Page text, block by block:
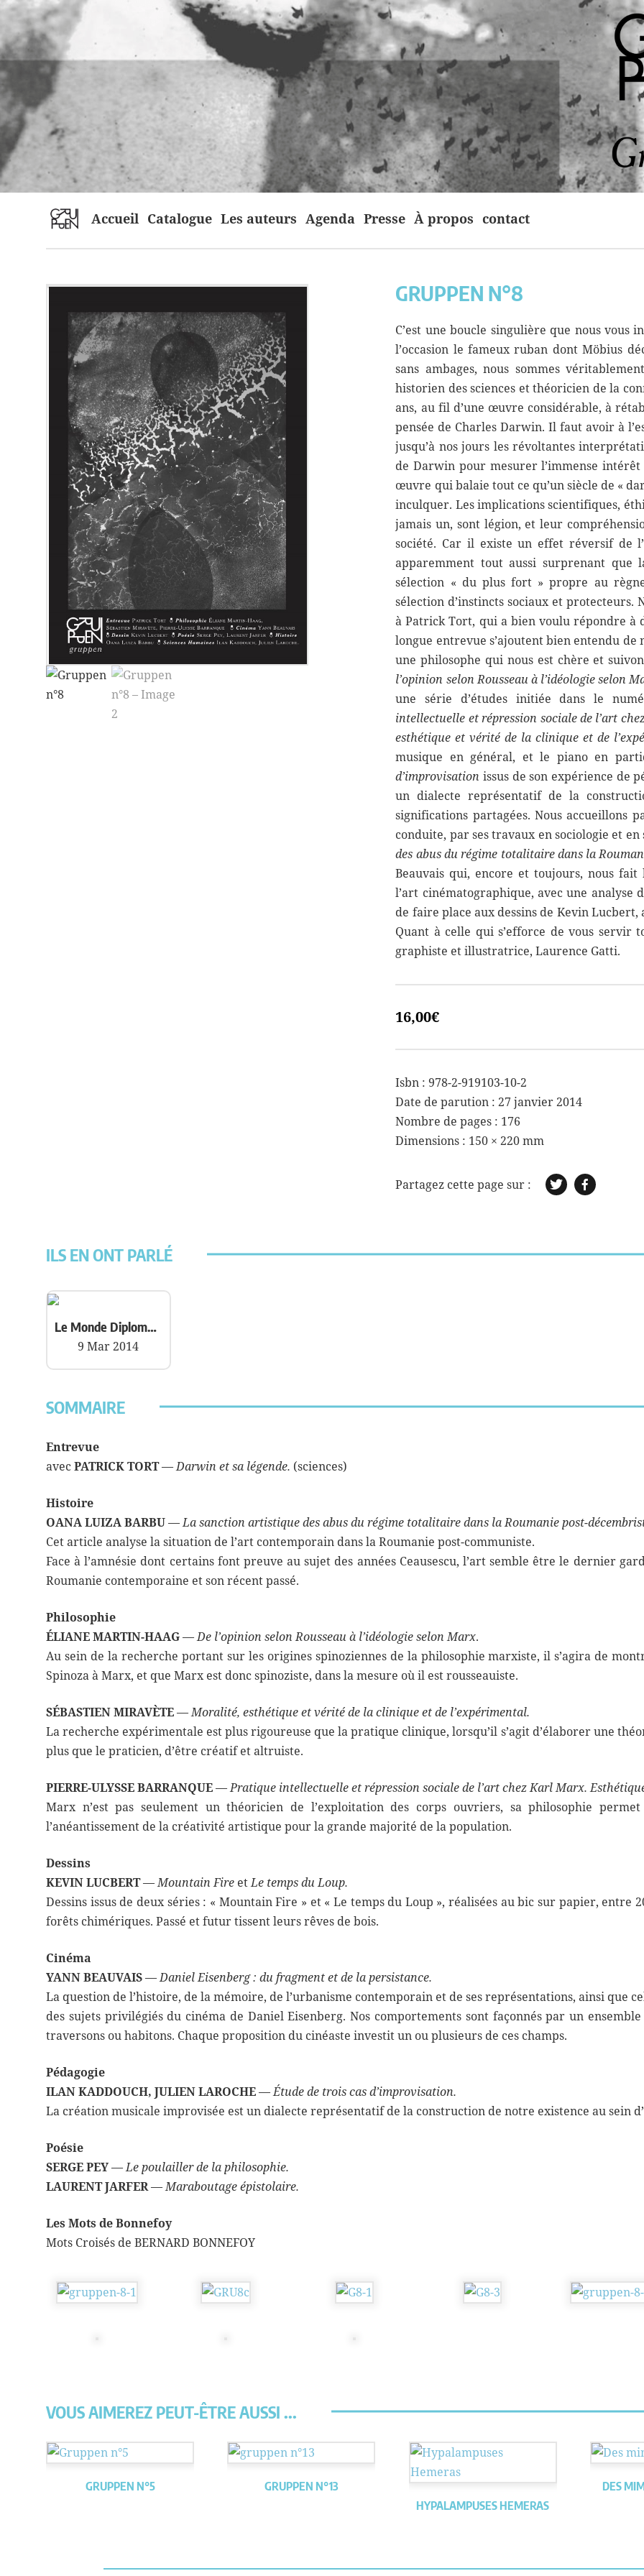
home Accueil Catalogue Les auteurs Agenda Presse À propos contact
GRUPPEN N°8
C’est une boucle singulière que nous
l’occasion le fameux ruban dont Möbius
sans ambages, nous sommes
historien des sciences et théoricien de la
ans, au fil d’une œuvre considérable, à
pensée de Charles Darwin. Il faut avoir à
jusqu’à nos jours les révoltantes
de Darwin pour mesurer l’immense
œuvre qui balaie tout ce qu’un siècle de «
inculquer. Les implications scientifiques,
jamais un, sont légion, et leur
société. Car il existe un effet réversif de
apparemment tout aussi surprenant
sélection « du plus fort » propre au
sélection d’instincts sociaux et protecteurs.
à Patrick Tort, qui a bien voulu répondre à
longue entrevue s’ajoutent bien entendu
une philosophe qui nous est chère et
l’opinion selon Rousseau à l’idéologie selon
une série d’études initiée dans le
intellectuelle et répression sociale de l’art
esthétique et vérité de la clinique et de
musique en général, et le piano en
d’improvisation issus de son expérience de
un dialecte représentatif de la
significations partagées. Nous accueillons
conduite, par ses travaux en sociologie et
des abus du régime totalitaire dans la
Beauvais qui, encore et toujours, nous
l’art cinématographique, avec une analyse
de faire place aux dessins de Kevin Lucbert,
Quant à celle qui s’efforce de vous servir
graphiste et illustratrice, Laurence Gatti.
16,00€
Isbn : 978-2-919103-10-2
Date de parution : 27 janvier 2014
Nombre de pages : 176
Dimensions : 150 × 220 mm
ILS EN ONT PARLÉ
Le Monde Diplomatique
9 Mar 2014
SOMMAIRE
Entrevue
avecPATRICK TORT—Darwin et sa légende. (sciences)
Histoire
OANA LUIZA BARBU—La sanction artistique des abus du régime totalitaire dans la Roumanie post-
Cet article analyse la situation de l’art contemporain dans la Roumanie post-communiste.
Face à l’amnésie dont certains font preuve au sujet des années Ceausescu, l’art semble être le dernier
Roumanie contemporaine et son récent passé.
Philosophie
ÉLIANE MARTIN-HAAG—De l’opinion selon Rousseau à l’idéologie selon Marx.
Au sein de la recherche portant sur les origines spinoziennes de la philosophie marxiste, il s’agira de
Spinoza à Marx, et que Marx est donc spinoziste, dans la mesure où il est rousseauiste.
SÉBASTIEN MIRAVÈTE—Moralité, esthétique et vérité de la clinique et de l’expérimental.
La recherche expérimentale est plus rigoureuse que la pratique clinique, lorsqu’il s’agit d’élaborer une
plus que le praticien, d’être créatif et altruiste.
PIERRE-ULYSSE BARRANQUE—Pratique intellectuelle et répression sociale de l’art chez Karl Marx.
Marx n’est pas seulement un théoricien de l’exploitation des corps ouvriers, sa philosophie
l’anéantissement de la créativité artistique pour la grande majorité de la population.
Dessins
KEVIN LUCBERT—Mountain Fire etLe temps du Loup.
Dessins issus de deux séries : « Mountain Fire » et « Le temps du Loup », réalisées au bic sur papier, entre
forêts chimériques. Passé et futur tissent leurs rêves de bois.
Cinéma
YANN BEAUVAIS—Daniel Eisenberg : du fragment et de la persistance.
La question de l’histoire, de la mémoire, de l’urbanisme contemporain et de ses représentations, ainsi que
des sujets privilégiés du cinéma de Daniel Eisenberg. Nos comportements sont façonnés par un
traversons ou habitons. Chaque proposition du cinéaste investit un ou plusieurs de ces champs.
Pédagogie
ILAN KADDOUCH, JULIEN LAROCHE—Étude de trois cas d’improvisation.
La création musicale improvisée est un dialecte représentatif de la construction de notre existence au sein
Poésie
SERGE PEY—Le poulailler de la philosophie.
LAURENT JARFER—Maraboutage épistolaire.
Les Mots de Bonnefoy
Mots Croisés de BERNARD BONNEFOY
VOUS AIMEREZ PEUT-ÊTRE AUSSI ...
GRUPPEN N°5
GRUPPEN N°13
HYPALAMPUSES HEMERAS
DES